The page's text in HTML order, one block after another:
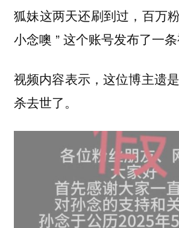
狐妹这两天还刷到过，百万
小念噢 ” 这个账号发布了一条
视频内容表示，这位博主遗
杀去世了。